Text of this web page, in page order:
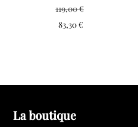
119,00€
83,30€
La boutique